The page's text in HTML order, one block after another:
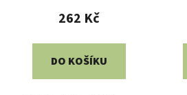
262 Kč
DO KOŠÍKU